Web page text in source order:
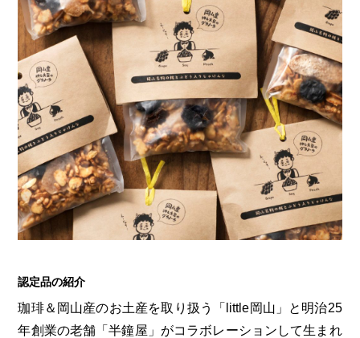
認定品の紹介
珈琲＆岡山産のお土産を取り扱う「little岡山」と明治25
年創業の老舗「半鐘屋」がコラボレーションして生まれ